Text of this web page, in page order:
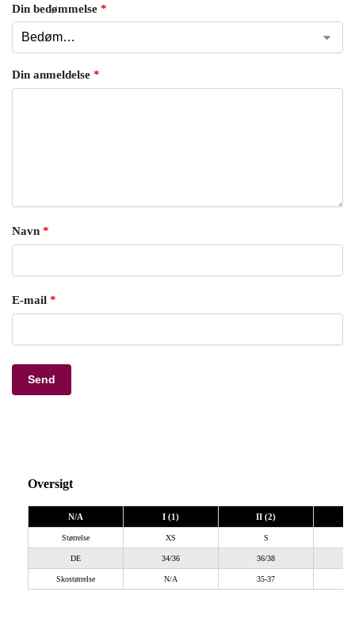
Din bedømmelse *
Din anmeldelse *
Navn *
E-mail *
Oversigt
N/A I (1) II (2)
Størrelse XS S
DE 34/36 36/38
Skostørrelse N/A 35-37